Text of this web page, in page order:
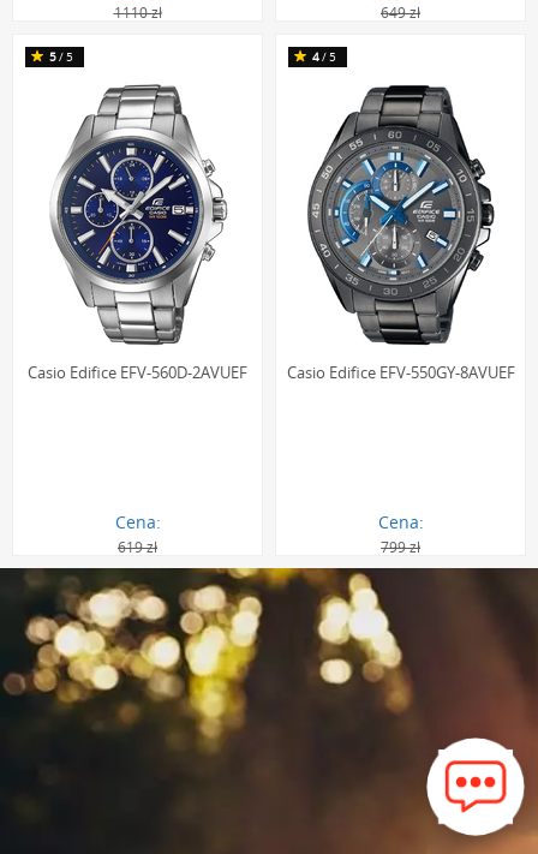
1110 zł 649 zł
Casio Edifice EFV-560D-2AVUEF
Cena:
619 zł
430.00 zł
5/5
Casio Edifice EFV-550GY-8AVUEF
Cena:
799 zł
483.00 zł
4/5